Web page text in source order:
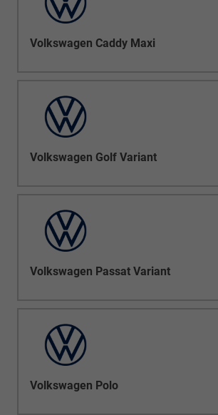
Volkswagen Caddy Maxi
Volkswagen Golf Variant
Volkswagen Passat Variant
Volkswagen Polo